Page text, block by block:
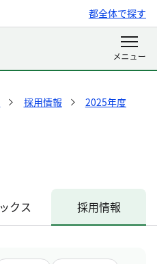
都全体で探す
採用情報
2025年度
クス 採用情報